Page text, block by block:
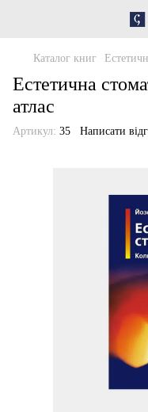
Каталог книг
Естетична
атлас
Артикул: 35 Написати